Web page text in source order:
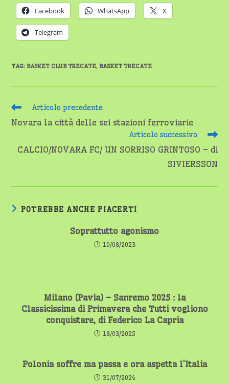
Facebook WhatsApp X
Telegram
TAG: BASKET CLUB TRECATE, BASKET TRECATE
Leggi
articoli
Articolo precedente
Novara la città delle sei stazioni ferroviarie
Articolo successivo
CALCIO/NOVARA FC/ UN SORRISO GRINTOSO – di
SIVIERSSON
POTREBBE ANCHE PIACERTI
Soprattutto agonismo
10/08/2023
Milano (Pavia) – Sanremo 2025 : la
Classicissima di Primavera che Tutti vogliono
conquistare, di Federico La Capria
18/03/2025
Polonia soffre ma passa e ora aspetta l’Italia
31/07/2024